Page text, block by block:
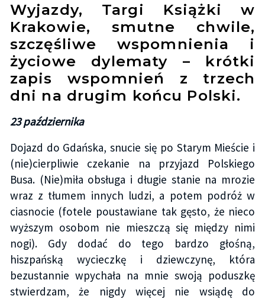
Wyjazdy, Targi Książki w
Krakowie, smutne chwile,
szczęśliwe wspomnienia i
życiowe dylematy – krótki
zapis wspomnień z trzech
dni na drugim końcu Polski.
23 października
Dojazd do Gdańska, snucie się po Starym Mieście i
(nie)cierpliwie czekanie na przyjazd Polskiego
Busa. (Nie)miła obsługa i długie stanie na mrozie
wraz z tłumem innych ludzi, a potem podróż w
ciasnocie (fotele poustawiane tak gęsto, że nieco
wyższym osobom nie mieszczą się między nimi
nogi). Gdy dodać do tego bardzo głośną,
hiszpańską wycieczkę i dziewczynę, która
bezustannie wpychała na mnie swoją poduszkę
stwierdzam, że nigdy więcej nie wsiądę do